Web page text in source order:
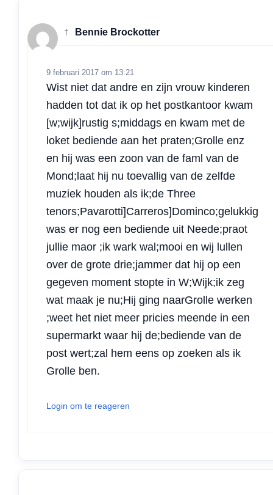
† Bennie Brockotter
9 februari 2017 om 13:21
Wist niet dat andre en zijn vrouw kinderen
hadden tot dat ik op het postkantoor kwam
[w;wijk]rustig s;middags en kwam met de
loket bediende aan het praten;Grolle enz
en hij was een zoon van de faml van de
Mond;laat hij nu toevallig van de zelfde
muziek houden als ik;de Three
tenors;Pavarotti]Carreros]Dominco;gelukkig
was er nog een bediende uit Neede;praot
jullie maor ;ik wark wal;mooi en wij lullen
over de grote drie;jammer dat hij op een
gegeven moment stopte in W;Wijk;ik zeg
wat maak je nu;Hij ging naarGrolle werken
;weet het niet meer pricies meende in een
supermarkt waar hij de;bediende van de
post wert;zal hem eens op zoeken als ik
Grolle ben.
Login om te reageren